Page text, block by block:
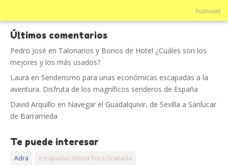
Publicidad
Últimos comentarios
Pedro José en Talonarios y Bonos de Hotel ¿Cuáles son los
mejores y los más usados?
Laura en Senderismo para unas económicas escapadas a la
aventura. Disfruta de los magníficos senderos de España
David Arquillo en Navegar el Guadalquivir, de Sevilla a Sanlucar
de Barrameda
Te puede interesar
Adra
escapadas última hora Granada